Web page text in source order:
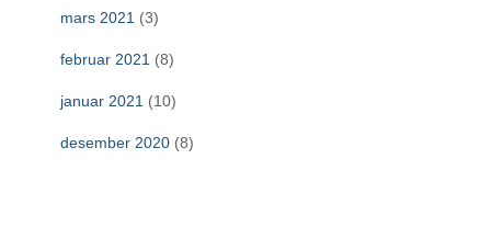
mars 2021 (3)
februar 2021 (8)
januar 2021 (10)
desember 2020 (8)